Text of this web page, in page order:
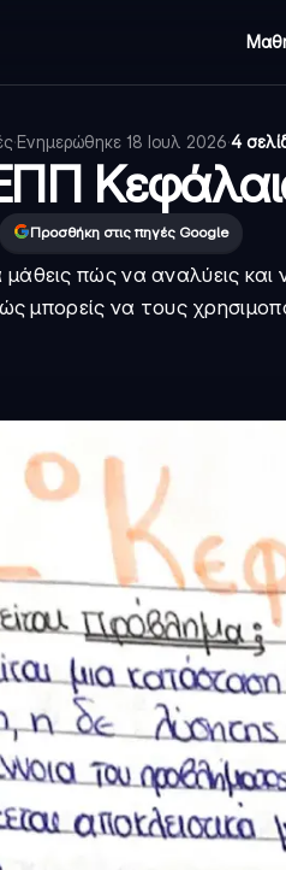
·Ενημερώθηκε 18 Ιουλ 2026·4
Προσθήκη στις πηγές Google
πώς να αναλύεις
μπορείς να τους